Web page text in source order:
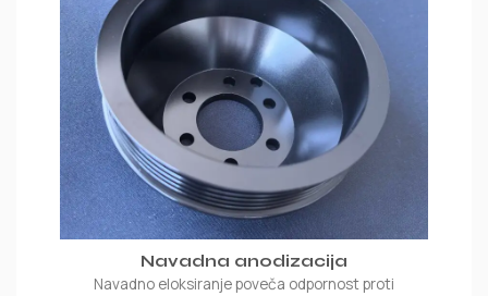
Navadna anodizacija
Navadno eloksiranje poveča odpornost proti